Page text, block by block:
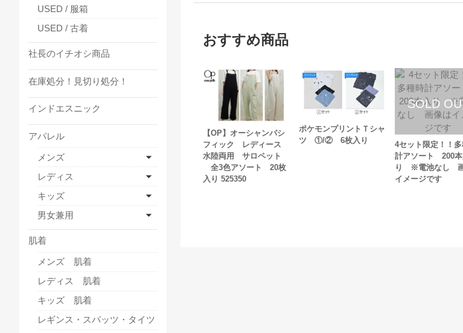
おすすめ商品
【OP】オーシャンパシ
フィック レディース
水陸両用 サロペット
全3色アソート 20枚
入り 525350
ポケモンプリントＴシャ
ツ ①/② 6枚入り
4セット限定！！
計アソート 200本
り ※電池なし
イメージです
USED / 服箱
USED / 古着
社長のイチオシ商品
在庫処分！見切り処分！
インドエスニック
アパレル
メンズ
レディス
キッズ
男女兼用
肌着
メンズ 肌着
レディス 肌着
キッズ 肌着
レギンス・スパッツ・タイツ